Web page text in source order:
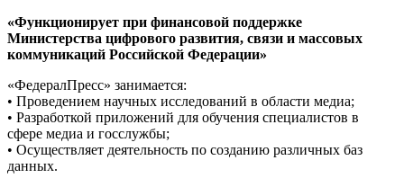
«Функционирует при финансовой поддержке
Министерства цифрового развития, связи и массовых
коммуникаций Российской Федерации»
«ФедералПресс» занимается:
• Проведением научных исследований в области медиа;
• Разработкой приложений для обучения специалистов в
сфере медиа и госслужбы;
• Осуществляет деятельность по созданию различных баз
данных.